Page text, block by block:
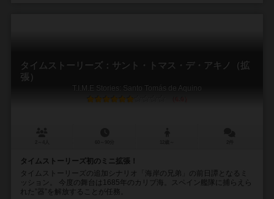
タイムストーリーズ：サント・トマス・デ・アキノ（拡
張）
T.I.M.E Stories: Santo Tomás de Aquino
タイムストーリーズ初のミニ拡張！
タイムストーリーズの追加シナリオ「海岸の兄弟」の前日譚となるミ
ッション。 今度の舞台は1685年のカリブ海。スペイン艦隊に捕らえら
れた”器”を解放することが任務。